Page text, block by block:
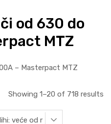
od 630 do
MTZ
– Masterpact MTZ
Showing 1–20 of 718 results